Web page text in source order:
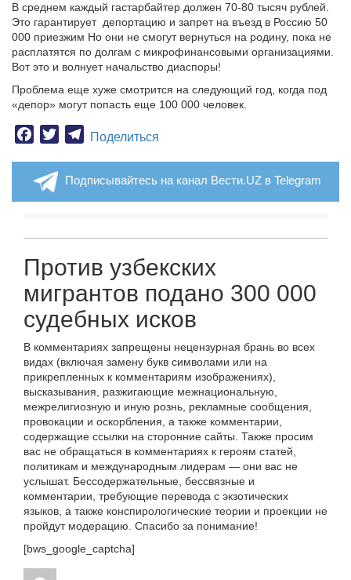
В среднем каждый гастарбайтер должен 70-80 тысяч рублей.
Это гарантирует депортацию и запрет на въезд в Россию 50
000 приезжим Но они не смогут вернуться на родину, пока не
расплатятся по долгам с микрофинансовыми организациями.
Вот это и волнует начальство диаспоры!
Проблема еще хуже смотрится на следующий год, когда под
«депор» могут попасть еще 100 000 человек.
Facebook
TwitterTelegram
Поделиться
Подписывайтесь на канал Вести.UZ в Telegram
Против узбекских
мигрантов подано 300 000
судебных исков
В комментариях запрещены нецензурная брань во всех
видах (включая замену букв символами или на
прикрепленных к комментариям изображениях),
высказывания, разжигающие межнациональную,
межрелигиозную и иную рознь, рекламные сообщения,
провокации и оскорбления, а также комментарии,
содержащие ссылки на сторонние сайты. Также просим
вас не обращаться в комментариях к героям статей,
политикам и международным лидерам — они вас не
услышат. Бессодержательные, бессвязные и
комментарии, требующие перевода с экзотических
языков, а также конспирологические теории и проекции не
пройдут модерацию. Спасибо за понимание!
[bws_google_captcha]